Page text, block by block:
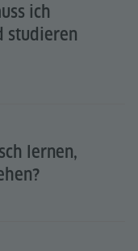
ich
studieren
lernen,